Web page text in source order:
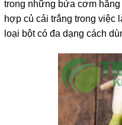
trong những bửa cơm hằng
hợp củ cải trắng trong việc
loại bột có đa dạng cách